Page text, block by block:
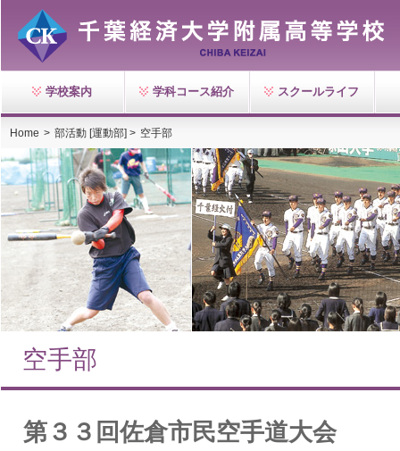
学校案内 学科コース紹介 スクールライフ
Home > 部活動 [運動部] > 空手部
空手部
第３３回佐倉市民空手道大会